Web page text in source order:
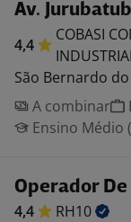
Av.
4,4
COBASI
São Bernardo do
A combinar
Ensino Médio
Operador De
4,4
RH10